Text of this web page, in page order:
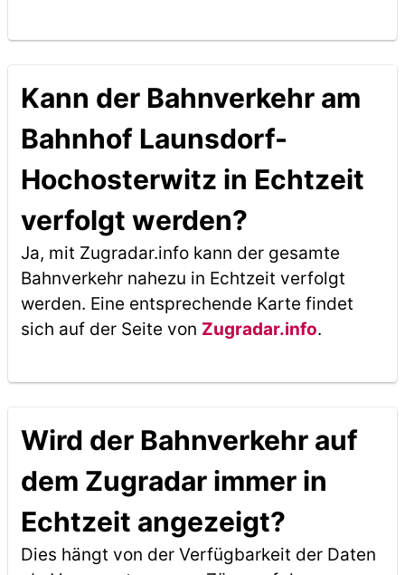
Kann der Bahnverkehr am
Bahnhof Launsdorf-
Hochosterwitz in Echtzeit
verfolgt werden?
Ja, mit Zugradar.info kann der gesamte
Bahnverkehr nahezu in Echtzeit verfolgt
werden. Eine entsprechende Karte findet
sich auf der Seite von Zugradar.info.
Wird der Bahnverkehr auf
dem Zugradar immer in
Echtzeit angezeigt?
Dies hängt von der Verfügbarkeit der Daten